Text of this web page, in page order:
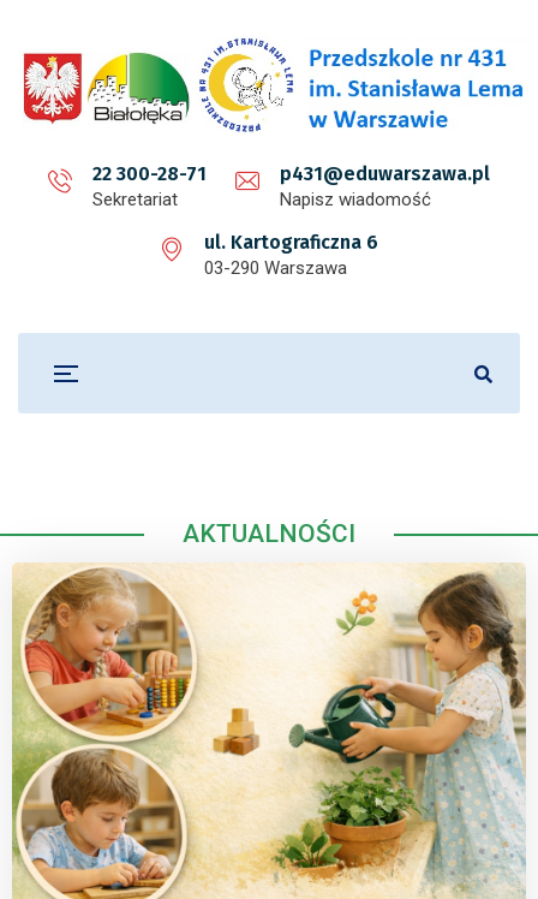
22 300-28-71
Sekretariat
p431@eduwarszawa.pl
Napisz wiadomość
ul. Kartograficzna 6
03-290 Warszawa
AKTUALNOŚCI